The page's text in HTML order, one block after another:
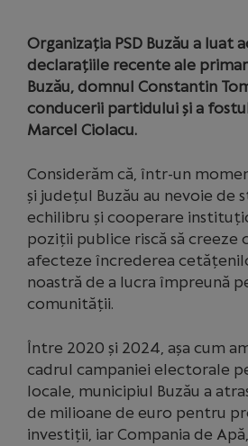
Organizația PSD Buzău a luat
declarațiile recente ale
Buzău, domnul Constantin
conducerii partidului și a
Marcel Ciolacu.
Considerăm că, într-un
și județul Buzău au nevoie de
echilibru și cooperare
poziții publice riscă să creeze
afecteze încrederea
noastră de a lucra împreună
comunității.
Între 2020 și 2024, așa cum
cadrul campaniei electorale
locale, municipiul Buzău a
de milioane de euro pentru
investiții, iar Compania de